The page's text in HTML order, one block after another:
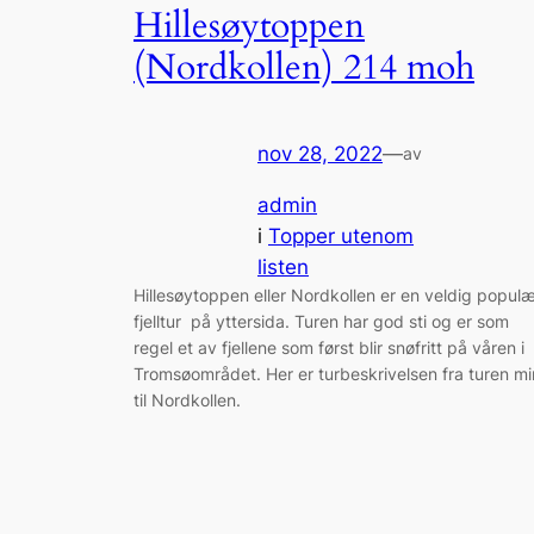
Hillesøytoppen
(Nordkollen) 214 moh
nov 28, 2022—av
admin
i Topper utenom
listen
Hillesøytoppen eller Nordkollen er en veldig
fjelltur på yttersida. Turen har god sti og er som
regel et av fjellene som først blir snøfritt på våren i
Tromsøområdet. Her er turbeskrivelsen fra turen
til Nordkollen.